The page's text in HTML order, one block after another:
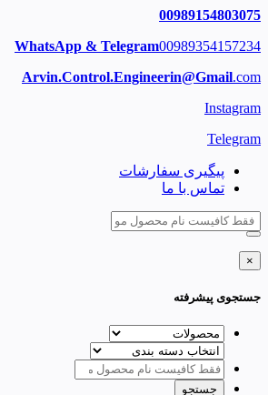
00989154803075
WhatsApp & Telegram00989354157234
Arvin.Control.Engineerin@Gmail.com
Instagram
Telegram
پیگیری سفارشات
تماس با ما
×
جستجوی پیشرفته